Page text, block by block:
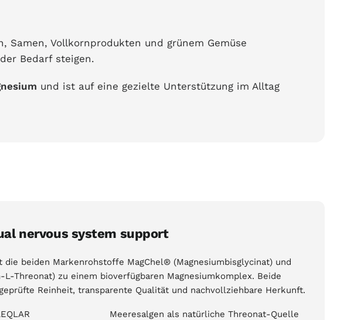
Vollkornprodukten und grünem Gemüse
Bedarf steigen.
und ist auf eine gezielte Unterstützung im Alltag
nervous system support
die beiden Markenrohstoffe MagChel® (Magnesiumbisglycinat) und
L-Threonat) zu einem bioverfügbaren Magnesiumkomplex. Beide
Reinheit, transparente Qualität und nachvollziehbare Herkunft.
Meeresalgen als natürliche Threonat-Quelle